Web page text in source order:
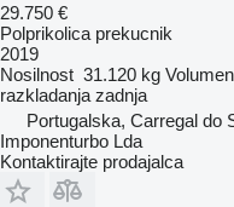
29.750 €
Polprikolica prekucnik
2019
Nosilnost 31.120 kg Volumen
razkladanja zadnja
Portugalska, Carregal do
Imponenturbo Lda
Kontaktirajte prodajalca